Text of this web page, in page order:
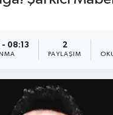
08:13 2
PAYLAŞIM